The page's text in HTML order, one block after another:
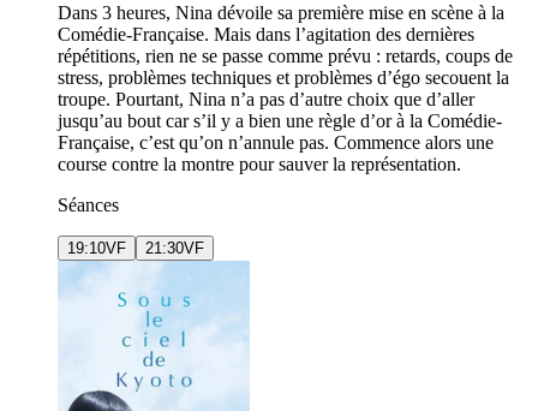
Dans 3 heures, Nina dévoile sa première mise en scène à la
Comédie-Française. Mais dans l’agitation des dernières
répétitions, rien ne se passe comme prévu : retards, coups de
stress, problèmes techniques et problèmes d’égo secouent la
troupe. Pourtant, Nina n’a pas d’autre choix que d’aller
jusqu’au bout car s’il y a bien une règle d’or à la Comédie-
Française, c’est qu’on n’annule pas. Commence alors une
course contre la montre pour sauver la représentation.
Séances
19:10VF 21:30VF